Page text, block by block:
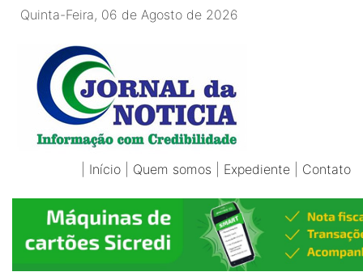
Quinta-Feira, 06 de Agosto de 2026
Início Quem somos Expediente Contato